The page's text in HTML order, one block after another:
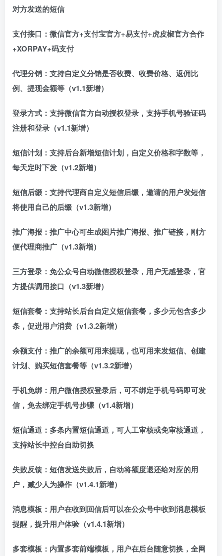
对方发送的短信
支付接口：微信官方+支付宝官方+易支付+虎皮椒官方合作
+XORPAY+码支付
代理分销：支持自定义分销是否收费、收费价格、返佣比
例、提现金额等（v1.1新增）
登录方式：支持微信官方自动授权登录，支持手机号验证码
注册和登录（v1.1新增）
短信计划：支持后台新增短信计划，自定义价格和字数等，
每天定时下发（v1.2新增）
短信后缀：支持代理商自定义短信后缀，邀请的用户发短信
将使用自己的后缀（v1.3新增）
推广海报：推广中心可生成图片推广海报、推广链接，刚方
便代理商推广（v1.3新增）
三方登录：免公众号自动微信授权登录，用户无感登录，官
方提供调用接口（v1.3新增）
短信套餐：支持站长后台自定义短信套餐，多少元包含多少
条，促进用户消费（v1.3.2新增）
余额支付：推广的余额可用来提现，也可用来发短信、创建
计划、购买短信套餐等（v1.3.2新增）
手机免绑：用户微信授权登录后，可不绑定手机号码即可发
信，免去绑定手机号步骤（v1.4新增）
短信通道：多条内置短信通道，可人工审核或免审核通道，
支持站长中控台自助切换
失败反馈：短信发送失败后，自动将额度退还给对应的用
户，减少人为操作（v1.4.1新增）
消息模板：用户在收到回信后可以在公众号中收到消息模板
提醒，提升用户体验（v1.4.1新增）
多套模板：内置多套前端模板，用户在后台随意切换，全网